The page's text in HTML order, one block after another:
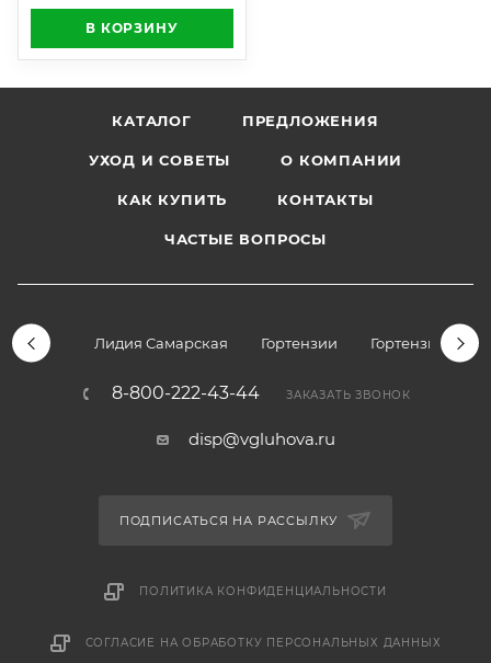
В КОРЗИНУ
КАТАЛОГ ПРЕДЛОЖЕНИЯ
УХОД И СОВЕТЫ О КОМПАНИИ
КАК КУПИТЬ КОНТАКТЫ
ЧАСТЫЕ ВОПРОСЫ
Лидия Самарская Гортензии Гортензии
8-800-222-43-44 ЗАКАЗАТЬ ЗВОНОК
disp@vgluhova.ru
ПОДПИСАТЬСЯ НА РАССЫЛКУ
ПОЛИТИКА КОНФИДЕНЦИАЛЬНОСТИ
СОГЛАСИЕ НА ОБРАБОТКУ ПЕРСОНАЛЬНЫХ ДАННЫХ